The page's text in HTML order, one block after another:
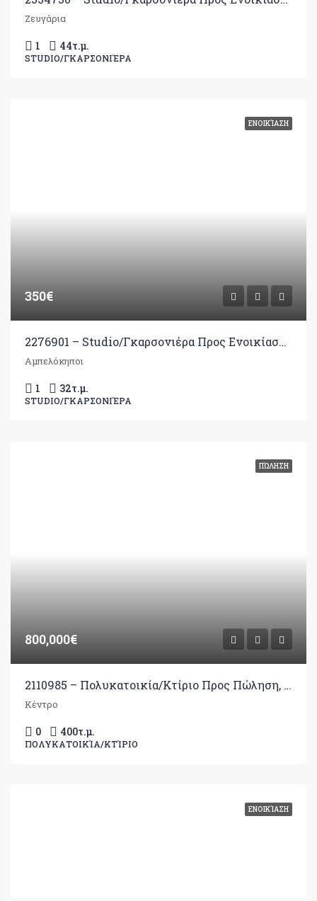
Ζευγάρια
1 44τ.μ.
STUDIO/ΓΚΑΡΣΟΝΙΈΡΑ
ΕΝΟΙΚΊΑΣΗ
350€
2276901 – Studio/Γκαρσονιέρα Προς Ενοικίαση, Ιωάννινα, 32 τ.μ., €350
Αμπελόκηποι
1 32τ.μ.
STUDIO/ΓΚΑΡΣΟΝΙΈΡΑ
ΠΏΛΗΣΗ
800,000€
2110985 – Πολυκατοικία/Κτίριο Προς Πώληση, Ιωάννινα, 400 τ.μ., €800.000
Κέντρο
0 400τ.μ.
ΠΟΛΥΚΑΤΟΙΚΊΑ/ΚΤΊΡΙΟ
ΕΝΟΙΚΊΑΣΗ